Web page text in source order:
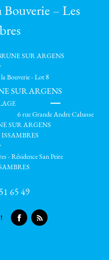
– Les
SUR ARGENS
Bouverie - Lot 8
SUR ARGENS
6 rue Grande Andre Cabasse
SUR ARGENS
- Résidence San Peire
65 49